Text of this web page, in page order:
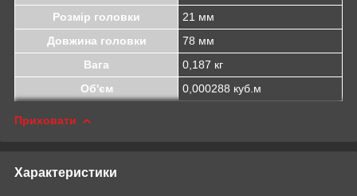
Розмір головки
21 мм
Довжина головки
78 мм
Вага
0,187 кг
Об'єм
0,000288 куб.м
Приховати
Характеристики